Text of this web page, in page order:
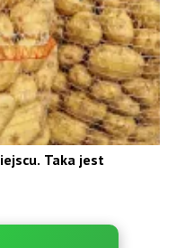
Taka jest